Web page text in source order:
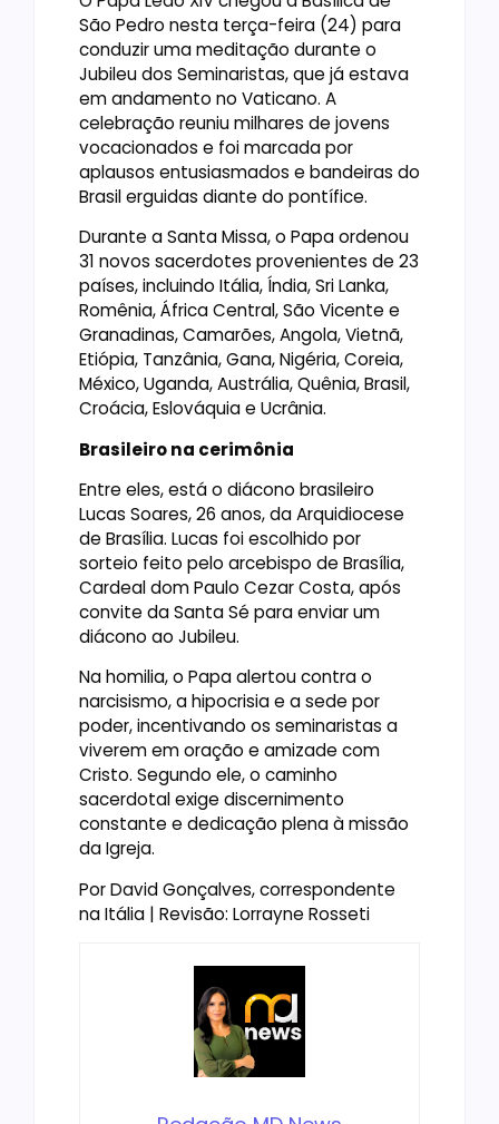
São Pedro nesta terça-feira (24) para
conduzir uma meditação durante o
Jubileu dos Seminaristas, que já estava
em andamento no Vaticano. A
celebração reuniu milhares de jovens
vocacionados e foi marcada por
aplausos entusiasmados e bandeiras do
Brasil erguidas diante do pontífice.
Durante a Santa Missa, o Papa ordenou
31 novos sacerdotes provenientes de 23
países, incluindo Itália, Índia, Sri Lanka,
Romênia, África Central, São Vicente e
Granadinas, Camarões, Angola, Vietnã,
Etiópia, Tanzânia, Gana, Nigéria, Coreia,
México, Uganda, Austrália, Quênia, Brasil,
Croácia, Eslováquia e Ucrânia.
Brasileiro na cerimônia
Entre eles, está o diácono brasileiro
Lucas Soares, 26 anos, da Arquidiocese
de Brasília. Lucas foi escolhido por
sorteio feito pelo arcebispo de Brasília,
Cardeal dom Paulo Cezar Costa, após
convite da Santa Sé para enviar um
diácono ao Jubileu.
Na homilia, o Papa alertou contra o
narcisismo, a hipocrisia e a sede por
poder, incentivando os seminaristas a
viverem em oração e amizade com
Cristo. Segundo ele, o caminho
sacerdotal exige discernimento
constante e dedicação plena à missão
da Igreja.
Por David Gonçalves, correspondente
na Itália | Revisão: Lorrayne Rosseti